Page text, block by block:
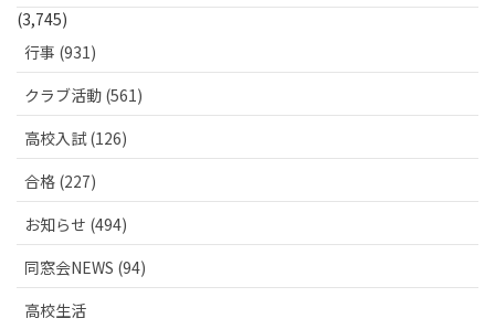
(3,745)
行事 (931)
クラブ活動 (561)
高校入試 (126)
合格 (227)
お知らせ (494)
同窓会NEWS (94)
高校生活